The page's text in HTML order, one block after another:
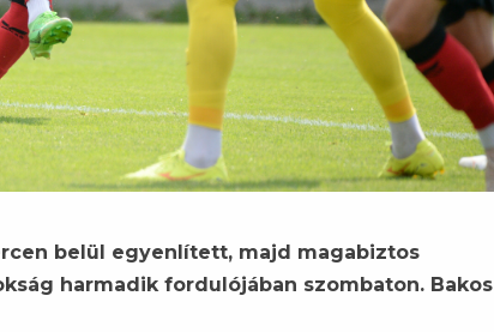
belül egyenlített, majd magabiztos
harmadik fordulójában szombaton. Bakos